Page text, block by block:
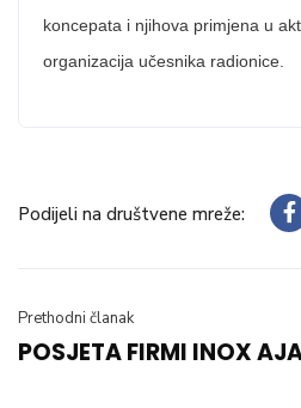
koncepata i njihova primjena u
organizacija učesnika radionice.
Podijeli na društvene mreže:
Prethodni članak
POSJETA FIRMI INOX